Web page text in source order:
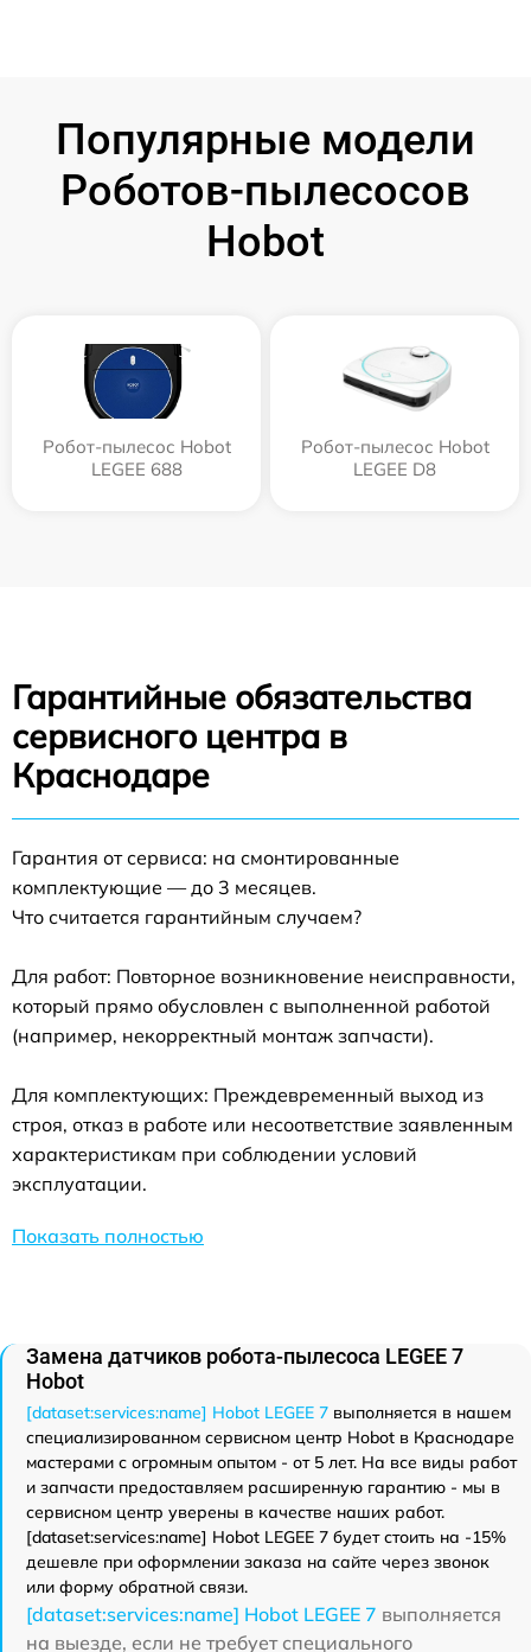
Популярные модели
Роботов-пылесосов
Hobot
Робот-пылесос Hobot
LEGEE 688
Робот-пылесос Hobot
LEGEE D8
Гарантийные обязательства
сервисного центра в
Краснодаре
Гарантия от сервиса: на смонтированные
комплектующие — до 3 месяцев.
Что считается гарантийным случаем?
Для работ: Повторное возникновение неисправности,
который прямо обусловлен с выполненной работой
(например, некорректный монтаж запчасти).
Для комплектующих: Преждевременный выход из
строя, отказ в работе или несоответствие заявленным
характеристикам при соблюдении условий
эксплуатации.
Показать полностью
Замена датчиков робота-пылесоса LEGEE 7
Hobot
[dataset:services:name] Hobot LEGEE 7 выполняется в нашем
специализированном сервисном центр Hobot в Краснодаре
мастерами с огромным опытом - от 5 лет. На все виды работ
и запчасти предоставляем расширенную гарантию - мы в
сервисном центр уверены в качестве наших работ.
[dataset:services:name] Hobot LEGEE 7 будет стоить на -15%
дешевле при оформлении заказа на сайте через звонок
или форму обратной связи.
[dataset:services:name] Hobot LEGEE 7 выполняется
на выезде, если не требует специального